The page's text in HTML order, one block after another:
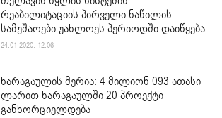
რეაბილიტაციის პირველი ნაწილის
სამუშაოები უახლოეს პერიოდში დაიწყება
24.01.2020. 12:06
ხარაგაულის მერია: 4 მილიონ 093 ათასი
ლარით ხარაგაულში 20 პროექტი
განხორციელდება